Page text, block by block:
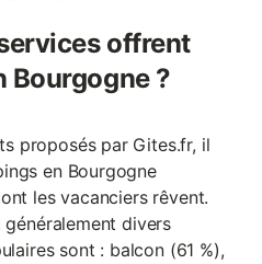
offrent
Bourgogne ?
proposés par Gites.fr, il
en Bourgogne
les vacanciers rêvent.
divers
sont : balcon (61 %),